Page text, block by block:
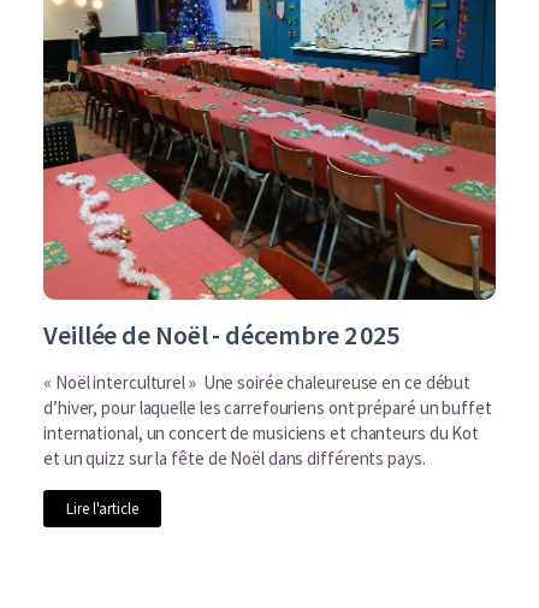
Veillée de Noël - décembre 2 025
« Noël interculturel » Une soirée chaleureuse en ce début
d’hiver, pour laquelle les carrefouriens ont préparé un buffet
international, un concert de musiciens et chanteurs du Kot
et un quizz sur la fête de Noël dans différents pays.
Lire l'article